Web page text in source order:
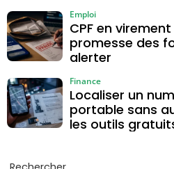
CPF en
promesse des
alerter
Emploi
Localiser un
portable sans
les outils
Finance